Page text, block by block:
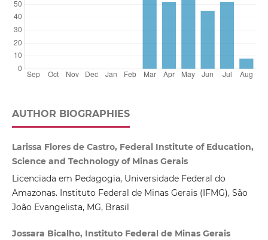
AUTHOR BIOGRAPHIES
Larissa Flores de Castro, Federal Institute of Education,
Science and Technology of Minas Gerais
Licenciada em Pedagogia, Universidade Federal do
Amazonas. Instituto Federal de Minas Gerais (IFMG), São
João Evangelista, MG, Brasil
Jossara Bicalho, Instituto Federal de Minas Gerais